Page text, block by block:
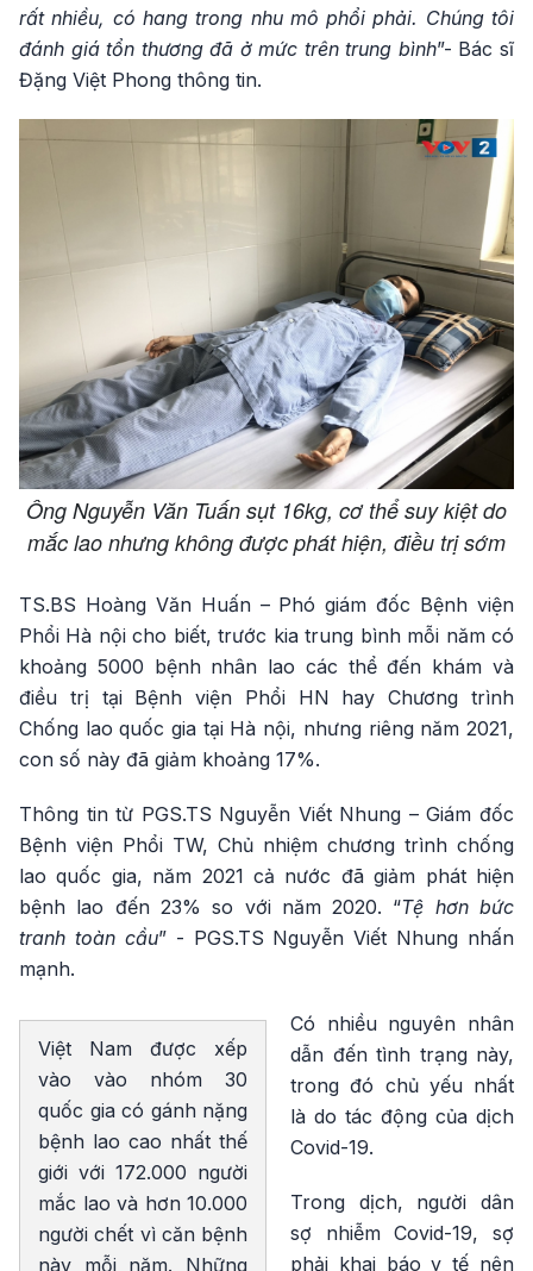
rất nhiều, có hang trong nhu mô phổi phải. Chúng tôi
đánh giá tổn thương đã ở mức trên trung bình”- Bác sĩ
Đặng Việt Phong thông tin.
Ông Nguyễn Văn Tuấn sụt 16kg, cơ thể suy kiệt do
mắc lao nhưng không được phát hiện, điều trị sớm
TS.BS Hoàng Văn Huấn – Phó giám đốc Bệnh viện
Phổi Hà nội cho biết, trước kia trung bình mỗi năm có
khoảng 5000 bệnh nhân lao các thể đến khám và
điều trị tại Bệnh viện Phổi HN hay Chương trình
Chống lao quốc gia tại Hà nội, nhưng riêng năm 2021,
con số này đã giảm khoảng 17%.
Thông tin từ PGS.TS Nguyễn Viết Nhung – Giám đốc
Bệnh viện Phổi TW, Chủ nhiệm chương trình chống
lao quốc gia, năm 2021 cả nước đã giảm phát hiện
bệnh lao đến 23% so với năm 2020. “Tệ hơn bức
tranh toàn cầu” - PGS.TS Nguyễn Viết Nhung nhấn
mạnh.
Việt Nam được xếp
vào vào nhóm 30
quốc gia có gánh nặng
bệnh lao cao nhất thế
giới với 172.000 người
mắc lao và hơn 10.000
người chết vì căn bệnh
này mỗi năm. Những
Có nhiều nguyên nhân
dẫn đến tình trạng này,
trong đó chủ yếu nhất
là do tác động của dịch
Covid-19.
Trong dịch, người dân
sợ nhiễm Covid-19, sợ
phải khai báo y tế nên